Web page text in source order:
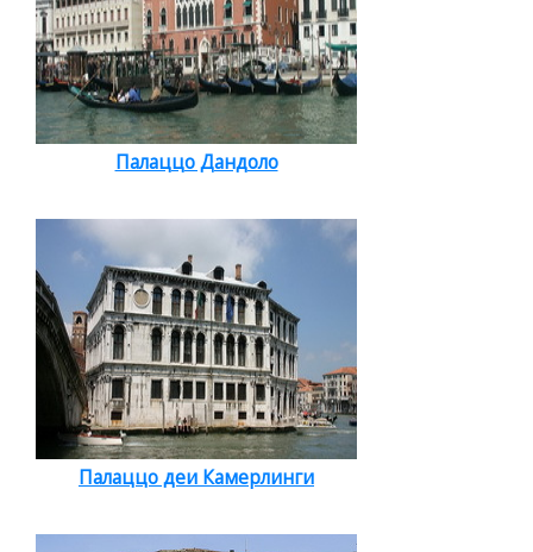
Палаццо Дандоло
Палаццо деи Камерлинги